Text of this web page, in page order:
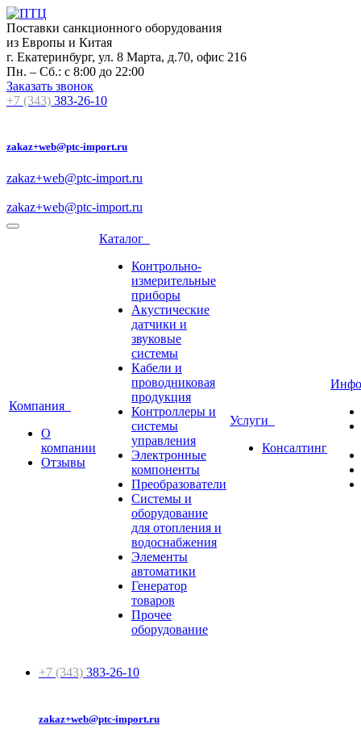
Поставки санкционного оборудования
из Европы и Китая
г. Екатеринбург, ул. 8 Марта, д.70, офис 216
Пн. – Сб.: с 8:00 до 22:00
Заказать звонок
+7 (343) 383-26-10
zakaz+web@ptc-import.ru
zakaz+web@ptc-import.ru
zakaz+web@ptc-import.ru
Компания
О
компании
Отзывы
Каталог
Контрольно-
измерительные
приборы
Акустические
датчики и
звуковые
системы
Кабели и
проводниковая
продукция
Контроллеры и
системы
управления
Электронные
компоненты
Преобразователи
Системы и
оборудование
для отопления и
водоснабжения
Элементы
автоматики
Генератор
товаров
Прочее
оборудование
Услуги
Консалтинг
+7 (343) 383-26-10
zakaz+web@ptc-import.ru